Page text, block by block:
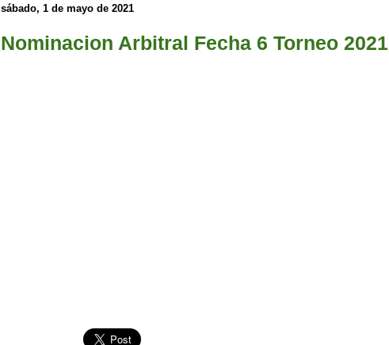
sábado, 1 de mayo de 2021
Nominacion Arbitral Fecha 6 Torneo 2021